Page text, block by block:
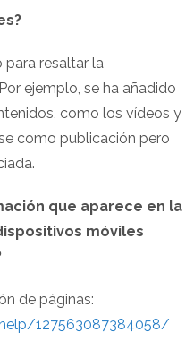
para resaltar la
ejemplo, se ha añadido
como los vídeos y
como publicación pero
que aparece en la
móviles
de páginas:
127563087384058/